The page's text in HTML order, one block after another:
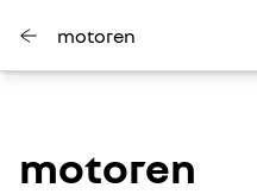
motoren
motoren